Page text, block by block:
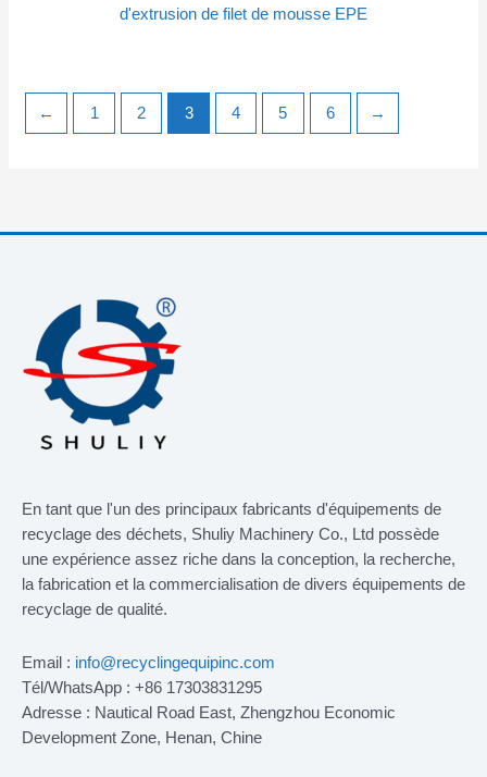
d'extrusion de filet de mousse EPE
← 1 2 3 4 5 6 →
En tant que l'un des principaux fabricants d'équipements de
recyclage des déchets, Shuliy Machinery Co., Ltd possède
une expérience assez riche dans la conception, la recherche,
la fabrication et la commercialisation de divers équipements de
recyclage de qualité.
Email : info@recyclingequipinc.com
Tél/WhatsApp : +86 17303831295
Adresse : Nautical Road East, Zhengzhou Economic
Development Zone, Henan, Chine